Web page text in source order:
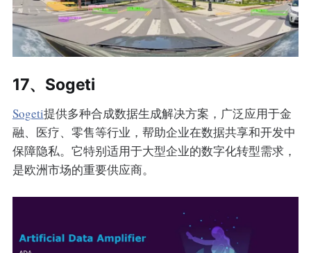
17、Sogeti
Sogeti提供多种合成数据生成解决方案，广泛应用于金
融、医疗、零售等行业，帮助企业在数据共享和开发中
保障隐私。它特别适用于大型企业的数字化转型需求，
是欧洲市场的重要供应商。